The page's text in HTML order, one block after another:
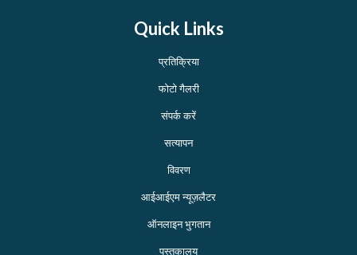
Quick Links
प्रतिक्रिया
फोटो गैलरी
संपर्क करें
सत्यापन
विवरण
आईआईएम न्यूज़लैटर
ऑनलाइन भुगतान
पुस्तकालय